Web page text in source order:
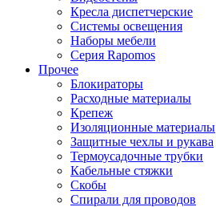
Кресла диспетчерские
Системы освещения
Наборы мебели
Серия Rapomos
Прочее
Блокираторы
Расходные материалы
Крепеж
Изоляционные материалы
Защитные чехлы и рукава
Термоусадочные трубки
Кабельные стяжки
Скобы
Спирали для проводов